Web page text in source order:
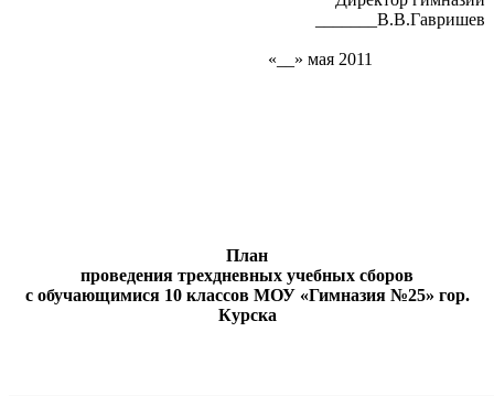
_______В.В.Гавришев
«__» мая 2011
План
проведения трехдневных учебных сборов
с обучающимися 10 классов МОУ «Гимназия №25» гор.
Курска